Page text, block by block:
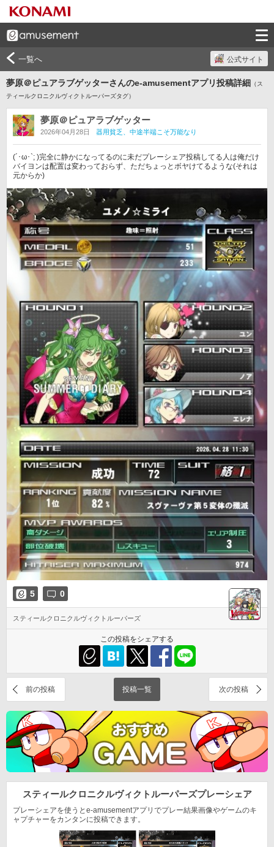
一覧へ 公式サイト
夢原＠ピュアラブゲッターさんのe-amusementアプリ投稿詳細 （ス
ティールクロニクルヴィクトルーパーズタグ）
夢原＠ピュアラブゲッター
2026年04月28日 器用貧乏、中途半端こそ万能なり
(´･ω･`; )完全に静かになってるのに未だプレーシェア投稿してる人は俺だけ
バイヨンは配置は変わっておらず、ただちょっとボヤけてるような(それは
元からか)
5 0
スティールクロニクルヴィクトルーパーズ
この投稿をシェアする
前の投稿 投稿一覧 次の投稿
スティールクロニクルヴィクトルーパーズプレーシェア
プレーシェアを使うとe-amusementアプリでプレー結果画像やゲームのキ
ャプチャーをカンタンに投稿できます。